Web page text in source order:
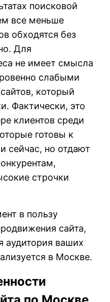
поисковой
все меньше
обходятся без
Для
не имеет смысла
слабыми
который
Фактически, это
клиентов среди
готовы к
сейчас, но отдают
строчки
в пользу
сайта,
аудитория ваших
в Москве.